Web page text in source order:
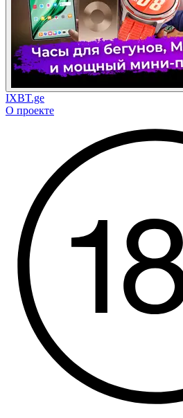
IXBT.ge
О проекте